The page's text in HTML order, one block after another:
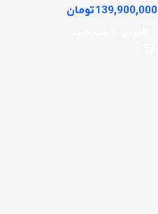
139,900,000تومان